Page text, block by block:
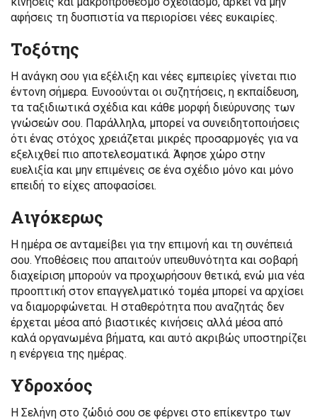
αφήσεις τη δυσπιστία να περιορίσει νέες ευκαιρίες.
Τοξότης
Η ανάγκη σου για εξέλιξη και νέες εμπειρίες γίνεται πιο
έντονη σήμερα. Ευνοούνται οι συζητήσεις, η εκπαίδευση,
τα ταξιδιωτικά σχέδια και κάθε μορφή διεύρυνσης των
γνώσεών σου. Παράλληλα, μπορεί να συνειδητοποιήσεις
ότι ένας στόχος χρειάζεται μικρές προσαρμογές για να
εξελιχθεί πιο αποτελεσματικά. Άφησε χώρο στην
ευελιξία και μην επιμένεις σε ένα σχέδιο μόνο και μόνο
επειδή το είχες αποφασίσει.
Αιγόκερως
Η ημέρα σε ανταμείβει για την επιμονή και τη συνέπειά
σου. Υποθέσεις που απαιτούν υπευθυνότητα και σοβαρή
διαχείριση μπορούν να προχωρήσουν θετικά, ενώ μια νέα
προοπτική στον επαγγελματικό τομέα μπορεί να αρχίσει
να διαμορφώνεται. Η σταθερότητα που αναζητάς δεν
έρχεται μέσα από βιαστικές κινήσεις αλλά μέσα από
καλά οργανωμένα βήματα, και αυτό ακριβώς υποστηρίζει
η ενέργεια της ημέρας.
Υδροχόος
Η Σελήνη στο ζώδιό σου σε φέρνει στο επίκεντρο των